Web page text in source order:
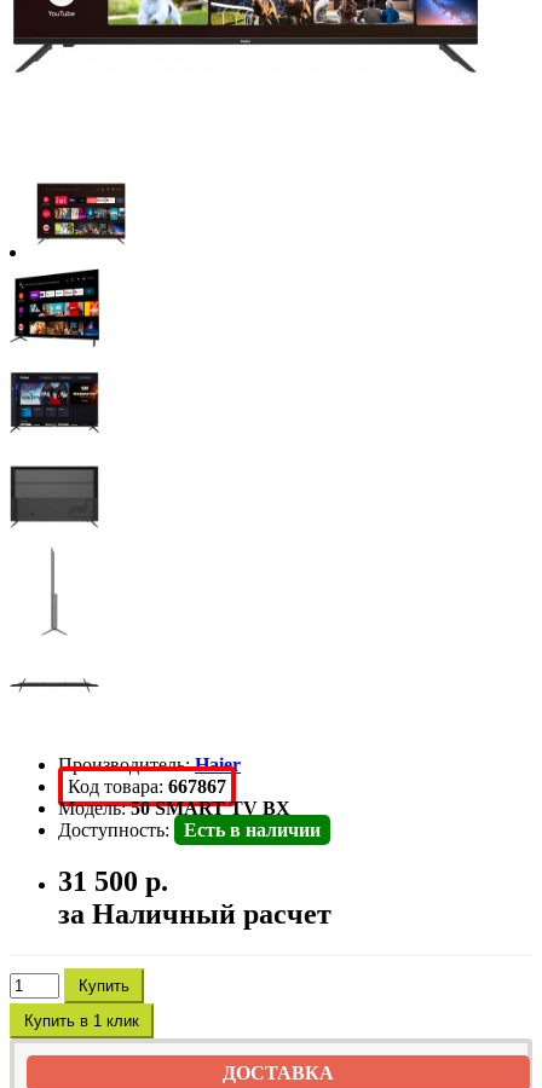
Производитель:Haier
Код товара: 667867
Модель:50 SMART TV BX
Доступность:
Есть в наличии
31 500 р.
за Наличный расчет
Купить
Купить в 1 клик
ДОСТАВКА